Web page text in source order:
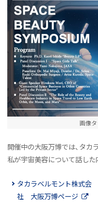
画像
開催中の大阪万博では、タカ
私が宇宙美容について話した
タカラベルモント株式会
社 大阪万博ページ